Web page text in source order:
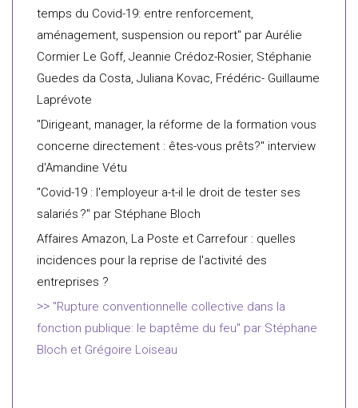
temps du Covid-19: entre renforcement,
aménagement, suspension ou report" par Aurélie
Cormier Le Goff, Jeannie Crédoz-Rosier, Stéphanie
Guedes da Costa, Juliana Kovac, Frédéric- Guillaume
Laprévote
"Dirigeant, manager, la réforme de la formation vous
concerne directement : êtes-vous prêts?" interview
d'Amandine Vétu
"Covid-19 : l'employeur a-t-il le droit de tester ses
salariés ?" par Stéphane Bloch
Affaires Amazon, La Poste et Carrefour : quelles
incidences pour la reprise de l'activité des
entreprises ?
"Rupture conventionnelle collective dans la
fonction publique: le baptême du feu" par Stéphane
Bloch et Grégoire Loiseau